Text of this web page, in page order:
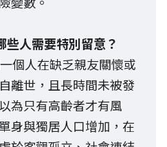
人需要特別留意？
個人在缺乏親友關懷或
離世，且長時間未被發
為只有高齡者才有風
身與獨居人口增加，在